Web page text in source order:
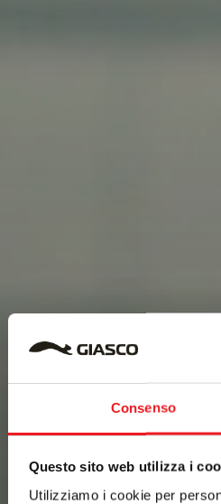
Consenso
Questo sito web utilizza i
Utilizziamo i cookie per